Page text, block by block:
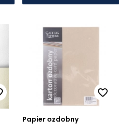
Papier ozdobny